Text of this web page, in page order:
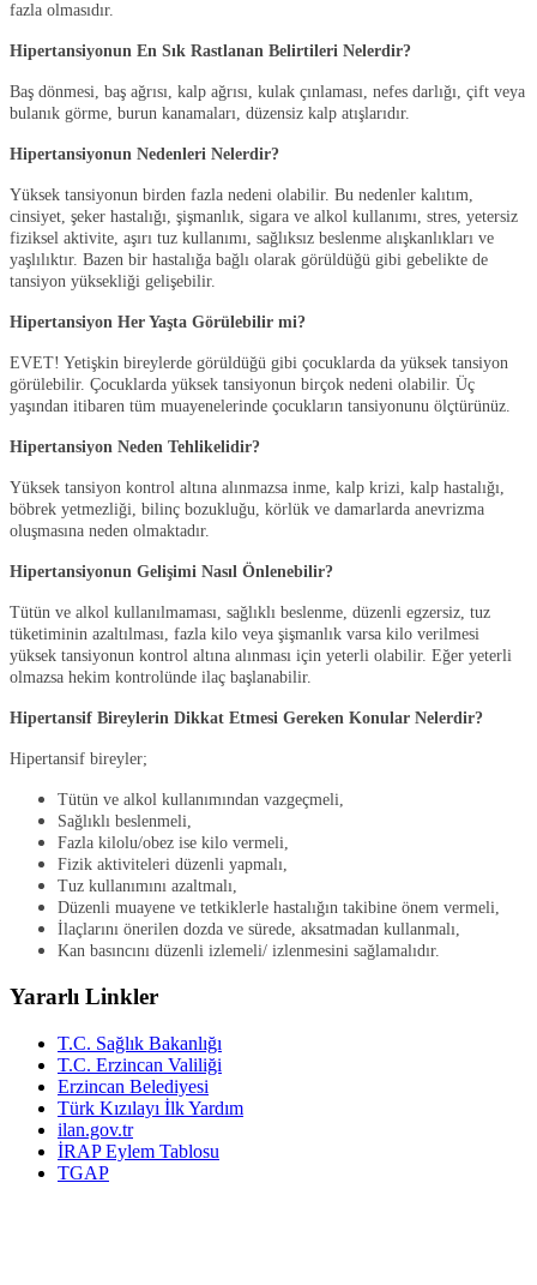
fazla olmasıdır.
Hipertansiyonun En Sık Rastlanan Belirtileri Nelerdir?
Baş dönmesi, baş ağrısı, kalp ağrısı, kulak çınlaması, nefes darlığı, çift veya
bulanık görme, burun kanamaları, düzensiz kalp atışlarıdır.
Hipertansiyonun Nedenleri Nelerdir?
Yüksek tansiyonun birden fazla nedeni olabilir. Bu nedenler kalıtım,
cinsiyet, şeker hastalığı, şişmanlık, sigara ve alkol kullanımı, stres, yetersiz
fiziksel aktivite, aşırı tuz kullanımı, sağlıksız beslenme alışkanlıkları ve
yaşlılıktır. Bazen bir hastalığa bağlı olarak görüldüğü gibi gebelikte de
tansiyon yüksekliği gelişebilir.
Hipertansiyon Her Yaşta Görülebilir mi?
EVET! Yetişkin bireylerde görüldüğü gibi çocuklarda da yüksek tansiyon
görülebilir. Çocuklarda yüksek tansiyonun birçok nedeni olabilir. Üç
yaşından itibaren tüm muayenelerinde çocukların tansiyonunu ölçtürünüz.
Hipertansiyon Neden Tehlikelidir?
Yüksek tansiyon kontrol altına alınmazsa inme, kalp krizi, kalp hastalığı,
böbrek yetmezliği, bilinç bozukluğu, körlük ve damarlarda anevrizma
oluşmasına neden olmaktadır.
Hipertansiyonun Gelişimi Nasıl Önlenebilir?
Tütün ve alkol kullanılmaması, sağlıklı beslenme, düzenli egzersiz, tuz
tüketiminin azaltılması, fazla kilo veya şişmanlık varsa kilo verilmesi
yüksek tansiyonun kontrol altına alınması için yeterli olabilir. Eğer yeterli
olmazsa hekim kontrolünde ilaç başlanabilir.
Hipertansif Bireylerin Dikkat Etmesi Gereken Konular Nelerdir?
Hipertansif bireyler;
Tütün ve alkol kullanımından vazgeçmeli,
Sağlıklı beslenmeli,
Fazla kilolu/obez ise kilo vermeli,
Fizik aktiviteleri düzenli yapmalı,
Tuz kullanımını azaltmalı,
Düzenli muayene ve tetkiklerle hastalığın takibine önem vermeli,
İlaçlarını önerilen dozda ve sürede, aksatmadan kullanmalı,
Kan basıncını düzenli izlemeli/ izlenmesini sağlamalıdır.
Yararlı Linkler
T.C. Sağlık Bakanlığı
T.C. Erzincan Valiliği
Erzincan Belediyesi
Türk Kızılayı İlk Yardım
ilan.gov.tr
İRAP Eylem Tablosu
TGAP